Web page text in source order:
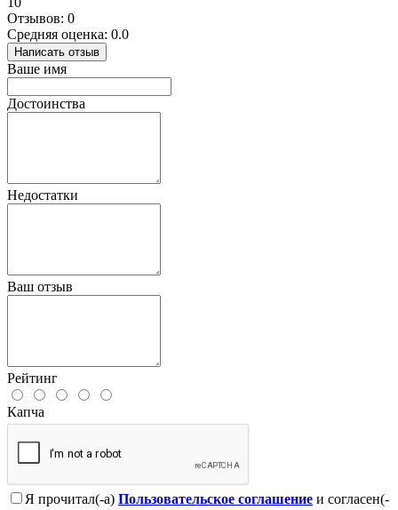
Отзывов: 0
Средняя оценка: 0.0
Написать отзыв
Ваше имя
Достоинства
Недостатки
Ваш отзыв
Рейтинг
Капча
Я прочитал(-а) Пользовательское соглашение и согласен(-